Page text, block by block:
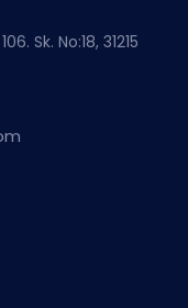
Sk. No:18, 31215